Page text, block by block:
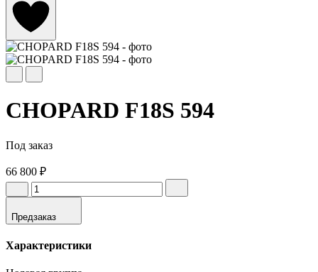
CHOPARD F18S 594
Под заказ
66 800 ₽
Предзаказ
Характеристики